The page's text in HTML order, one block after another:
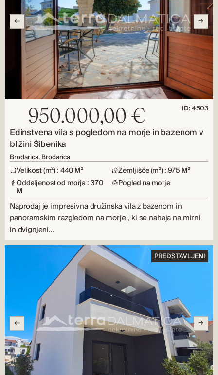
950.000,00 € ID: 4503
Edinstvena vila s pogledom na morje in bazenom v
bližini Šibenika
Brodarica, Brodarica
Velikost (m²) : 440 M²
Zemljišče (m²) : 975 M²
Oddaljenost od morja : 370
M
Pogled na morje
Naprodaj je impresivna družinska vila z bazenom in
panoramskim razgledom na morje , ki se nahaja na mirni
in dvignjeni…
PREDSTAVLJENI